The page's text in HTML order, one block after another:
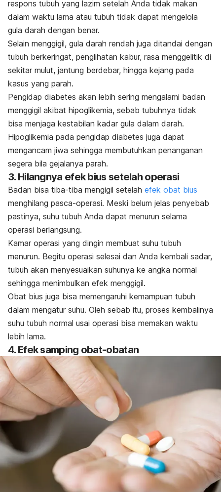
respons tubuh yang lazim setelah Anda tidak makan
dalam waktu lama atau tubuh tidak dapat mengelola
gula darah dengan benar.
Selain menggigil, gula darah rendah juga ditandai dengan
tubuh berkeringat, penglihatan kabur, rasa menggelitik di
sekitar mulut, jantung berdebar, hingga kejang pada
kasus yang parah.
Pengidap diabetes akan lebih sering mengalami badan
menggigil akibat hipoglikemia, sebab tubuhnya tidak
bisa menjaga kestabilan kadar gula dalam darah.
Hipoglikemia pada pengidap diabetes juga dapat
mengancam jiwa sehingga membutuhkan penanganan
segera bila gejalanya parah.
3. Hilangnya efek bius setelah operasi
Badan bisa tiba-tiba mengigil setelah efek obat bius
menghilang pasca-operasi. Meski belum jelas penyebab
pastinya, suhu tubuh Anda dapat menurun selama
operasi berlangsung.
Kamar operasi yang dingin membuat suhu tubuh
menurun. Begitu operasi selesai dan Anda kembali sadar,
tubuh akan menyesuaikan suhunya ke angka normal
sehingga menimbulkan efek menggigil.
Obat bius juga bisa memengaruhi kemampuan tubuh
dalam mengatur suhu. Oleh sebab itu, proses kembalinya
suhu tubuh normal usai operasi bisa memakan waktu
lebih lama.
4. Efek samping obat-obatan